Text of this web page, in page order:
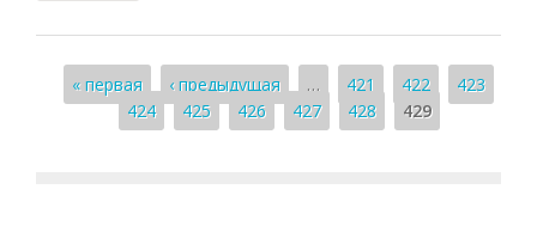
Страницы
« первая ‹ предыдущая … 421 422
423
424
425 426 427 428 429